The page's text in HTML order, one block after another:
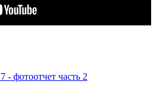
- фотоотчет часть 2